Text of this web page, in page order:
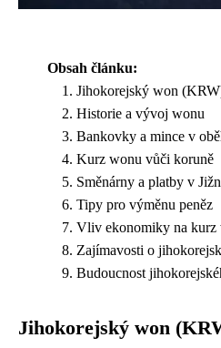
Obsah článku:
Jihokorejský won
Historie a vývoj wonu
Bankovky a mince v
Kurz wonu vůči koruně
Směnárny a platby v
Tipy pro výměnu peněz
Vliv ekonomiky na kurz
Zajímavosti o
Budoucnost
Jihokorejský won